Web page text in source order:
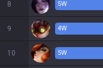
8 5W
9 4W
10 5W